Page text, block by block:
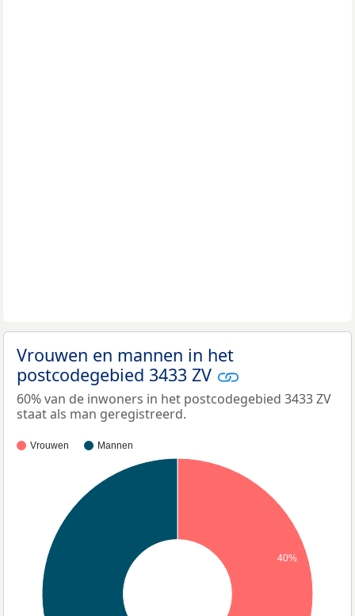
Vrouwen en mannen in het
postcodegebied 3433 ZV
60% van de inwoners in het postcodegebied 3433 ZV
staat als man geregistreerd.
Vrouwen Mannen
40%